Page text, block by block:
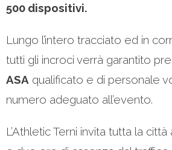
500 dispositivi.
Lungo l’intero tracciato ed in
tutti gli incroci verrà garantito
ASA qualificato e di personale
numero adeguato all’evento.
L’Athletic Terni invita tutta la